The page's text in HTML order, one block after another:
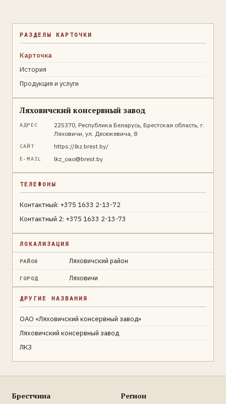
РАЗДЕЛЫ КАРТОЧКИ
Карточка
История
Продукция и услуги
Ляховичский консервный завод
АДРЕС
225370, Республика Беларусь, Брестская область, г.
Ляховичи, ул. Десюкевича, 8
САЙТ https://lkz.brest.by/
E-MAIL lkz_oao@brest.by
ТЕЛЕФОНЫ
Контактный: +375 1633 2-13-72
Контактный 2: +375 1633 2-13-73
ЛОКАЛИЗАЦИЯ
РАЙОН Ляховичский район
ГОРОД Ляховичи
ДРУГИЕ НАЗВАНИЯ
ОАО «Ляховичский консервный завод»
Ляховичский консервный завод
ЛКЗ
Брестчина Регион